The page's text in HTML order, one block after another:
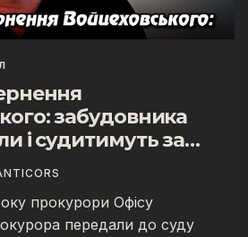
забудовника
і судитимуть за
прокурори Офісу
передали до суду